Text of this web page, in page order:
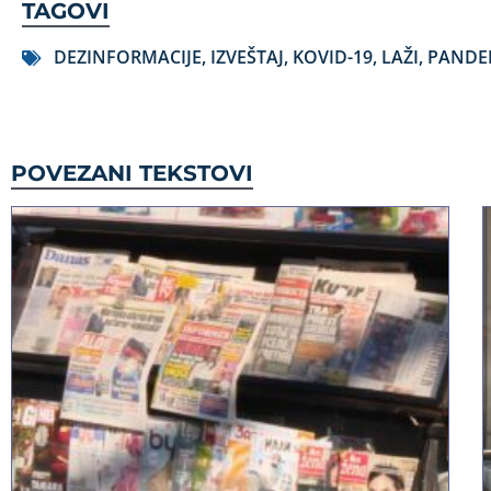
TAGOVI
DEZINFORMACIJE, IZVEŠTAJ, KOVID-19, LAŽI,
POVEZANI TEKSTOVI